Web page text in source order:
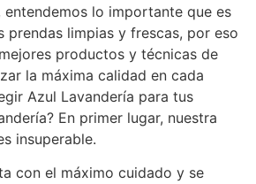
entendemos lo importante que es
prendas limpias y frescas, por eso
productos y técnicas de
la máxima calidad en cada
Azul Lavandería para tus
En primer lugar, nuestra
insuperable.
con el máximo cuidado y se